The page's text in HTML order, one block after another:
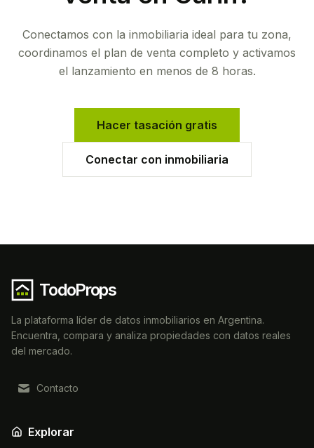
Conectamos con la inmobiliaria ideal para tu zona,
coordinamos el plan de venta completo y activamos
el lanzamiento en menos de 8 horas.
Hacer tasación gratis
Conectar con inmobiliaria
TodoProps
La plataforma líder de datos inmobiliarios en Argentina.
Encuentra, compara y analiza propiedades con datos reales
del mercado.
Contacto
Explorar